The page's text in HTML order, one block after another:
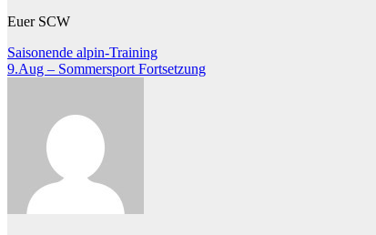
Euer SCW
Beitragsnavigation
Saisonende alpin-Training
9.Aug – Sommersport Fortsetzung